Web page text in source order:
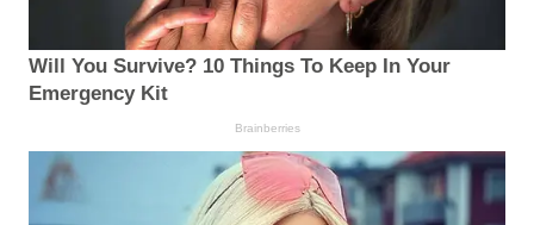
Will You Survive? 10 Things To Keep In Your
Emergency Kit
Brainberries